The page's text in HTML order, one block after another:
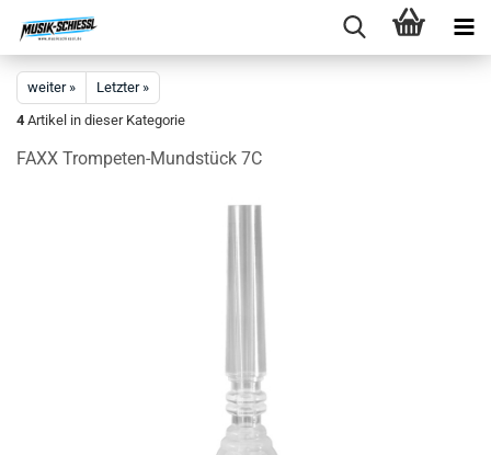
weiter »
Letzter »
4 Artikel in dieser Kategorie
FAXX Trompeten-Mundstück 7C